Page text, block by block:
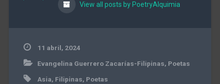
View all posts by PoetryAlquimia
11 abril, 2024
Evangelina Guerrero Zacarías-Filipinas, Poetas
Asia, Filipinas, Poetas